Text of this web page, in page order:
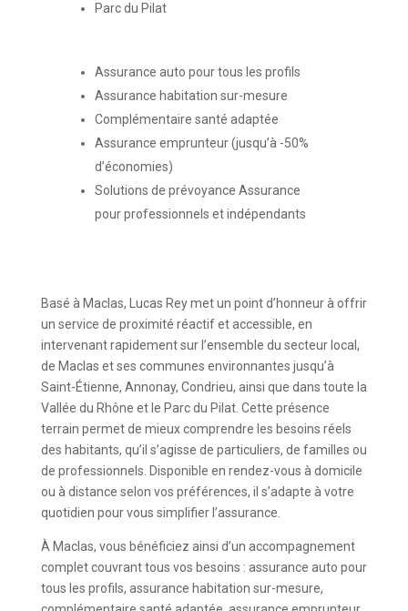
Parc du Pilat
Assurance auto pour tous les profils
Assurance habitation sur-mesure
Complémentaire santé adaptée
Assurance emprunteur (jusqu’à -50%
d’économies)
Solutions de prévoyance Assurance
pour professionnels et indépendants
Basé à Maclas, Lucas Rey met un point d’honneur à offrir
un service de proximité réactif et accessible, en
intervenant rapidement sur l’ensemble du secteur local,
de Maclas et ses communes environnantes jusqu’à
Saint-Étienne, Annonay, Condrieu, ainsi que dans toute la
Vallée du Rhône et le Parc du Pilat. Cette présence
terrain permet de mieux comprendre les besoins réels
des habitants, qu’il s’agisse de particuliers, de familles ou
de professionnels. Disponible en rendez-vous à domicile
ou à distance selon vos préférences, il s’adapte à votre
quotidien pour vous simplifier l’assurance.
À Maclas, vous bénéficiez ainsi d’un accompagnement
complet couvrant tous vos besoins : assurance auto pour
tous les profils, assurance habitation sur-mesure,